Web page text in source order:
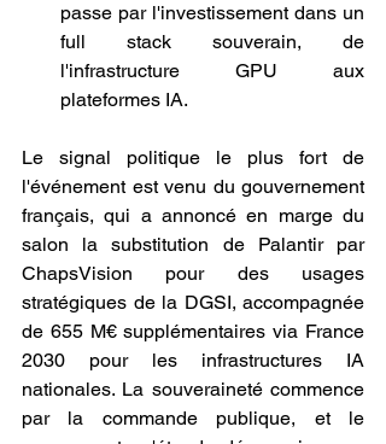
passe par l'investissement dans un
full stack souverain, de
l'infrastructure GPU aux
plateformes IA.
Le signal politique le plus fort de
l'événement est venu du gouvernement
français, qui a annoncé en marge du
salon la substitution de Palantir par
ChapsVision pour des usages
stratégiques de la DGSI, accompagnée
de 655 M€ supplémentaires via France
2030 pour les infrastructures IA
nationales. La souveraineté commence
par la commande publique, et le